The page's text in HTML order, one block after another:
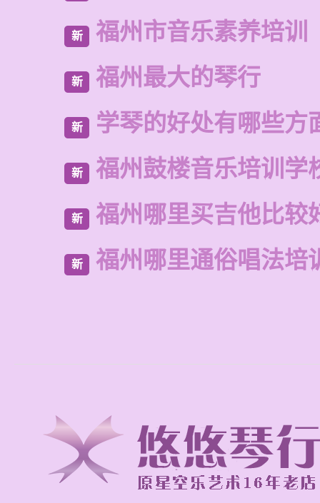
新 福州市音乐素养培训
新 福州最大的琴行
新 学琴的好处有哪些方
新 福州鼓楼音乐培训学
新 福州哪里买吉他比较
新 福州哪里通俗唱法培